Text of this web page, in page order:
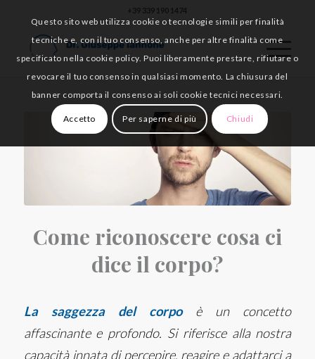
+39 339 190 1474
Come riconoscere cosa ci
dice il corpo?
La saggezza del corpoè un concetto
affascinante e profondo. Si riferisce alla nostra
capacità innata di percepire, reagire e adattarci a
Questo sito web utilizza cookie o tecnologie simili per finalità
tecniche e, con il tuo consenso, anche per altre finalità come
specificato nella cookie policy. Puoi liberamente prestare, rifiutare o
revocare il tuo consenso in qualsiasi momento. La chiusura del
banner comporta il consenso ai soli cookie tecnici necessari.
Accetto Per saperne di più Chiudi